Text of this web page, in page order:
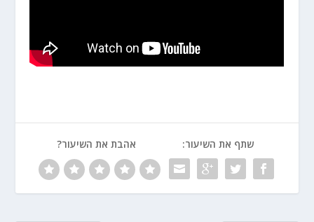
שתף את השיעור: אהבת את השיעור?